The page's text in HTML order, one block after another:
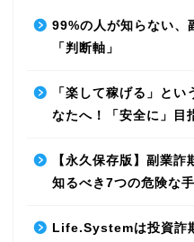
99%の人が知らない、
「判断軸」
「楽して稼げる」と
なたへ！「安全に」目
【永久保存版】副業
知るべき7つの危険な
Life.Systemは投資詐